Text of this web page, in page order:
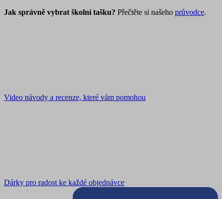
Jak správně vybrat školní tašku? Přečtěte si našeho průvodce.
Video návody a recenze, které vám pomohou
Dárky pro radost ke každé objednávce